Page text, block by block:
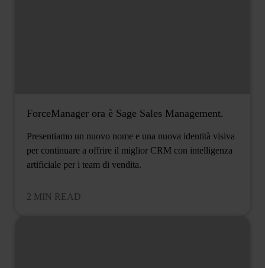
ForceManager ora è Sage Sales Management.
Presentiamo un nuovo nome e una nuova identità visiva
per continuare a offrire il miglior CRM con intelligenza
artificiale per i team di vendita.
2 MIN READ